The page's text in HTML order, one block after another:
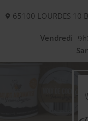
10
65100 LOURDES
Vendredi